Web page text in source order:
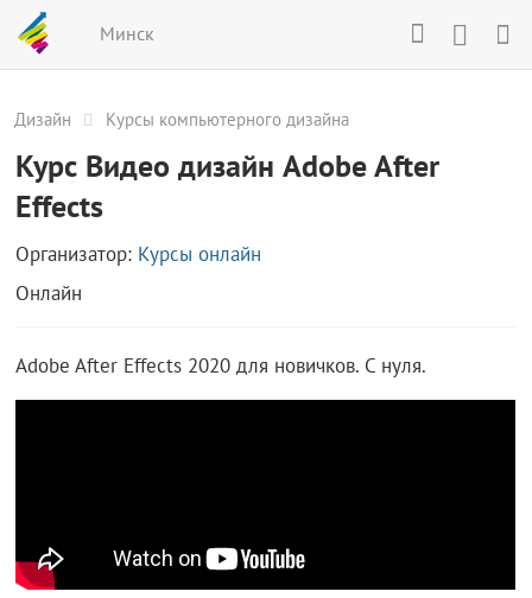
Минск
Дизайн Курсы компьютерного дизайна
Курс Видео дизайн Adobe After
Effects
Организатор: Курсы онлайн
Онлайн
Adobe After Effects 2020 для новичков. С нуля.